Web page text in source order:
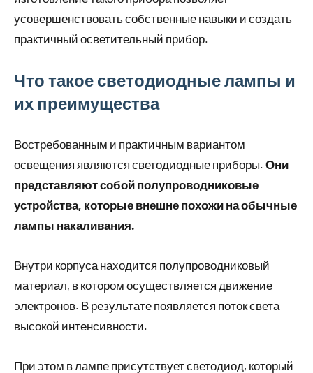
усовершенствовать собственные навыки и создать
практичный осветительный прибор.
Что такое светодиодные лампы и
их преимущества
Востребованным и практичным вариантом
освещения являются светодиодные приборы. Они
представляют собой полупроводниковые
устройства, которые внешне похожи на обычные
лампы накаливания.
Внутри корпуса находится полупроводниковый
материал, в котором осуществляется движение
электронов. В результате появляется поток света
высокой интенсивности.
При этом в лампе присутствует светодиод, который